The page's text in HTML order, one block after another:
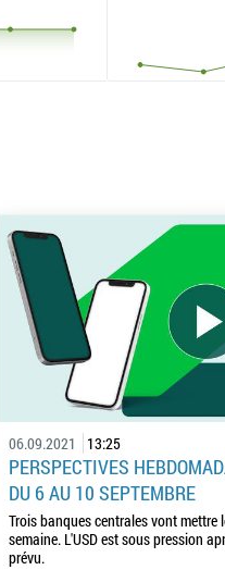
06.09.2021 13:25
PERSPECTIVES
DU 6 AU 10 SEPTEMBRE
Trois banques centrales vont mettre
semaine. L'USD est sous pression
prévu.